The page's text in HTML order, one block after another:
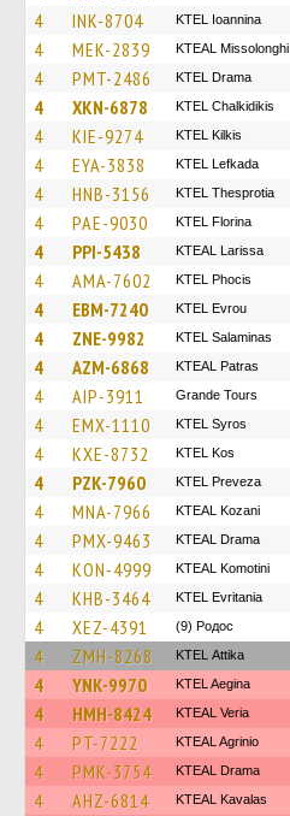
4 INK-8704 KTEL Ioannina
4 MEK-2839 KTEAL Missolonghi
4 PMT-2486 KTEL Drama
4 XKN-6878 ΚΤΕL Chalkidikis
4 KIE-9274 KTEL Kilkis
4 EYA-3838 KTEL Lefkada
4 HNB-3156 KTEL Thesprotia
4 PAE-9030 KTEL Florina
4 PPI-5438 KTEAL Larissa
4 AMA-7602 ΚΤΕL Phocis
4 EBM-7240 KTEL Evrou
4 ZNE-9982 KTEL Salaminas
4 AZM-6868 KTEAL Patras
4 AIP-3911 Grande Tours
4 EMX-1110 KTEL Syros
4 KXE-8732 KTEL Kos
4 PZK-7960 KTEL Preveza
4 MNA-7966 KTEAL Kozani
4 PMX-9463 KTEAL Drama
4 KON-4999 KTEAL Komotini
4 KHB-3464 ΚΤΕL Evritania
4 XEZ-4391 (9) Родос
4 ZMH-8268 KΤΕL Αttika
4 YNK-9970 KTEL Aegina
4 HMH-8424 KTEAL Veria
4 PT-7222 KTEAL Agrinio
4 PMK-3754 KTEAL Drama
4 AHZ-6814 KTEAL Kavalas